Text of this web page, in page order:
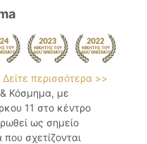
Δείτε περισσότερα >>
& Κόσμημα, με
11 στο κέντρο
ως σημείο
σχετίζονται